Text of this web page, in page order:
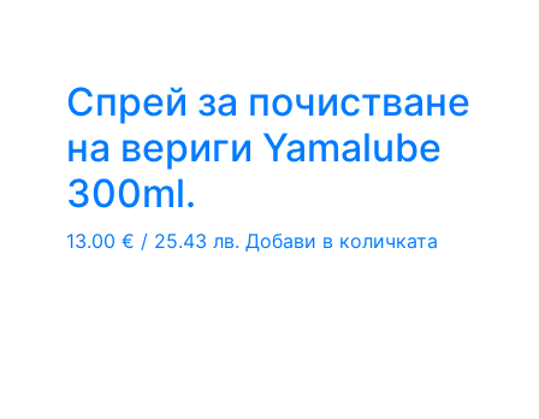
Спрей за почистване
на вериги Yamalube
300ml.
13.00 € / 25.43 лв. Добави в количката